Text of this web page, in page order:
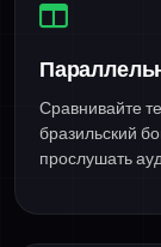
Сравнивайте
бразильский
прослушать